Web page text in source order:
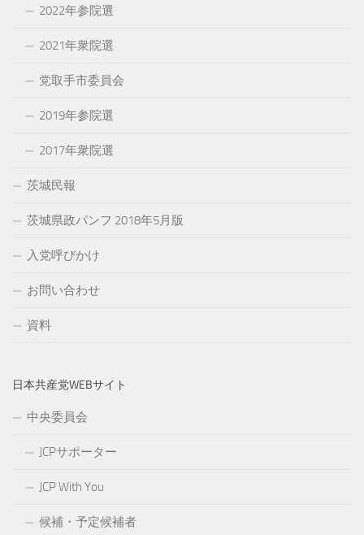
2022年参院選
2021年衆院選
党取手市委員会
2019年参院選
2017年衆院選
茨城民報
茨城県政パンフ 2018年5月版
入党呼びかけ
お問い合わせ
資料
日本共産党WEBサイト
中央委員会
JCPサポーター
JCP With You
候補・予定候補者